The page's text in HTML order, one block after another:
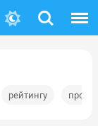
Поиск
рейтингу